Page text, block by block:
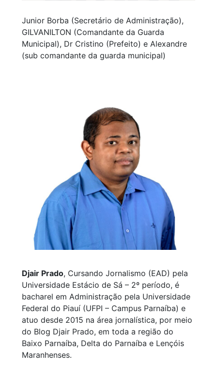
Junior Borba (Secretário de Administração),
GILVANILTON (Comandante da Guarda
Municipal), Dr Cristino (Prefeito) e Alexandre
(sub comandante da guarda municipal)
Djair Prado, Cursando Jornalismo (EAD) pela
Universidade Estácio de Sá – 2º período, é
bacharel em Administração pela Universidade
Federal do Piauí (UFPI – Campus Parnaíba) e
atuo desde 2015 na área jornalística, por meio
do Blog Djair Prado, em toda a região do
Baixo Parnaíba, Delta do Parnaíba e Lençóis
Maranhenses.